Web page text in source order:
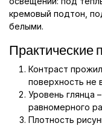
кремовый подтон,
белыми.
Практические
Контраст
поверхность не
Уровень глянца
равномерного
Плотность